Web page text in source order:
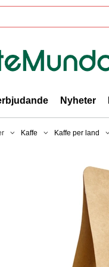
Nyheter
Kaffe Kaffe per land